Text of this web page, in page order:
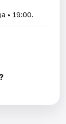
• 19:00.